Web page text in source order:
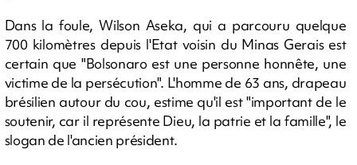
Dans la foule, Wilson Aseka, qui a parcouru quelque
700 kilomètres depuis l'Etat voisin du Minas Gerais est
certain que "Bolsonaro est une personne honnête, une
victime de la persécution". L'homme de 63 ans, drapeau
brésilien autour du cou, estime qu'il est "important de le
soutenir, car il représente Dieu, la patrie et la famille", le
slogan de l'ancien président.